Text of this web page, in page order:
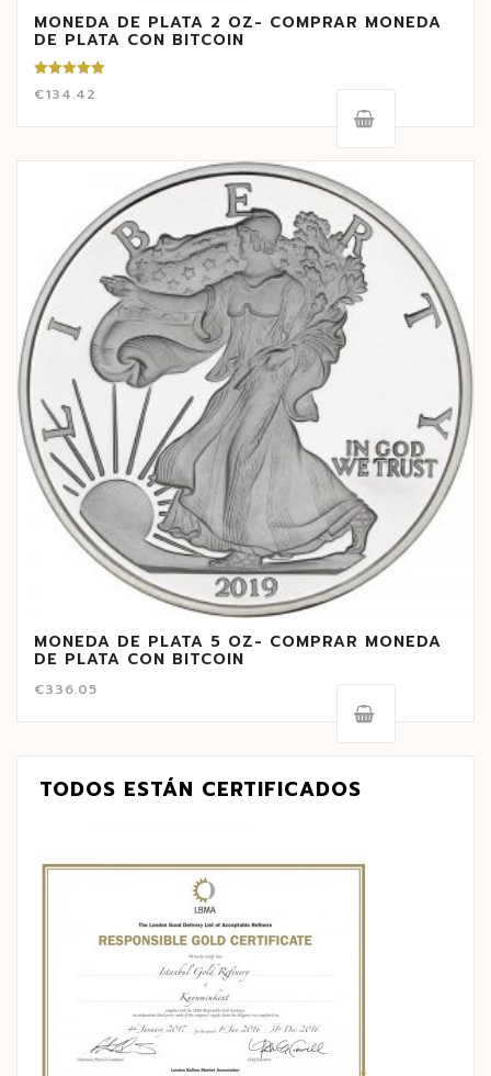
MONEDA DE PLATA 2 OZ- COMPRAR MONEDA
DE PLATA CON BITCOIN
con
€134.42
MONEDA DE PLATA 5 OZ- COMPRAR MONEDA
DE PLATA CON BITCOIN
€336.05
TODOS ESTÁN CERTIFICADOS